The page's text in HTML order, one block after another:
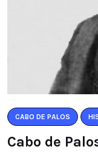
CABO DE PALOS
Cabo de